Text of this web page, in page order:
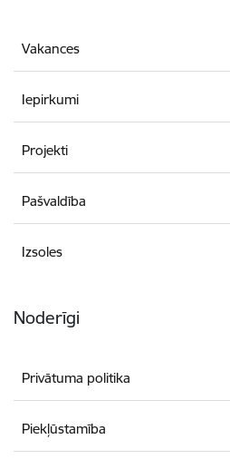
Vakances
Iepirkumi
Projekti
Pašvaldība
Izsoles
Noderīgi
Privātuma politika
Piekļūstamība